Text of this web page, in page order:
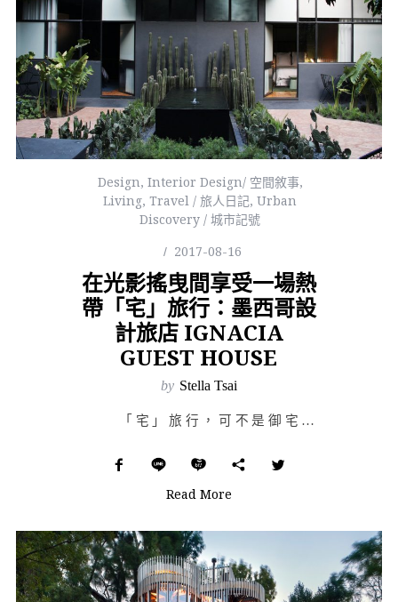
Design, Interior Design/ 空間敘事,
Living,Travel / 旅人日記,Urban
Discovery / 城市記號
2017-08-16
在光影搖曳間享受一場熱
帶「宅」旅行：墨西哥設
計旅店 IGNACIA
GUEST HOUSE
by Stella Tsai
「宅」旅行，可不是御宅族的延伸，而是一群喜愛住宅，偏好老宅…
Read More